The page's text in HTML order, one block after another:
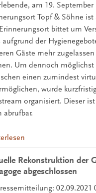
am 19.
Topf & Söhne ist
bittet um
aufgrund der
Gäste mehr
Um dennoch möglichst
einen zumindest
wurde
organisiert. Dieser
abrufbar.
Rekonstruktion der
abgeschlossen
02.09.2021